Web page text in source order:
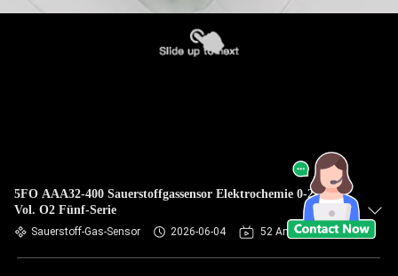
5FO AAA32-400 Sauerstoffgassensor Elektrochemie 0-25%
Vol. O2 Fünf-Serie
Sauerstoff-Gas-Sensor 2026-06-04 52 Ansichten